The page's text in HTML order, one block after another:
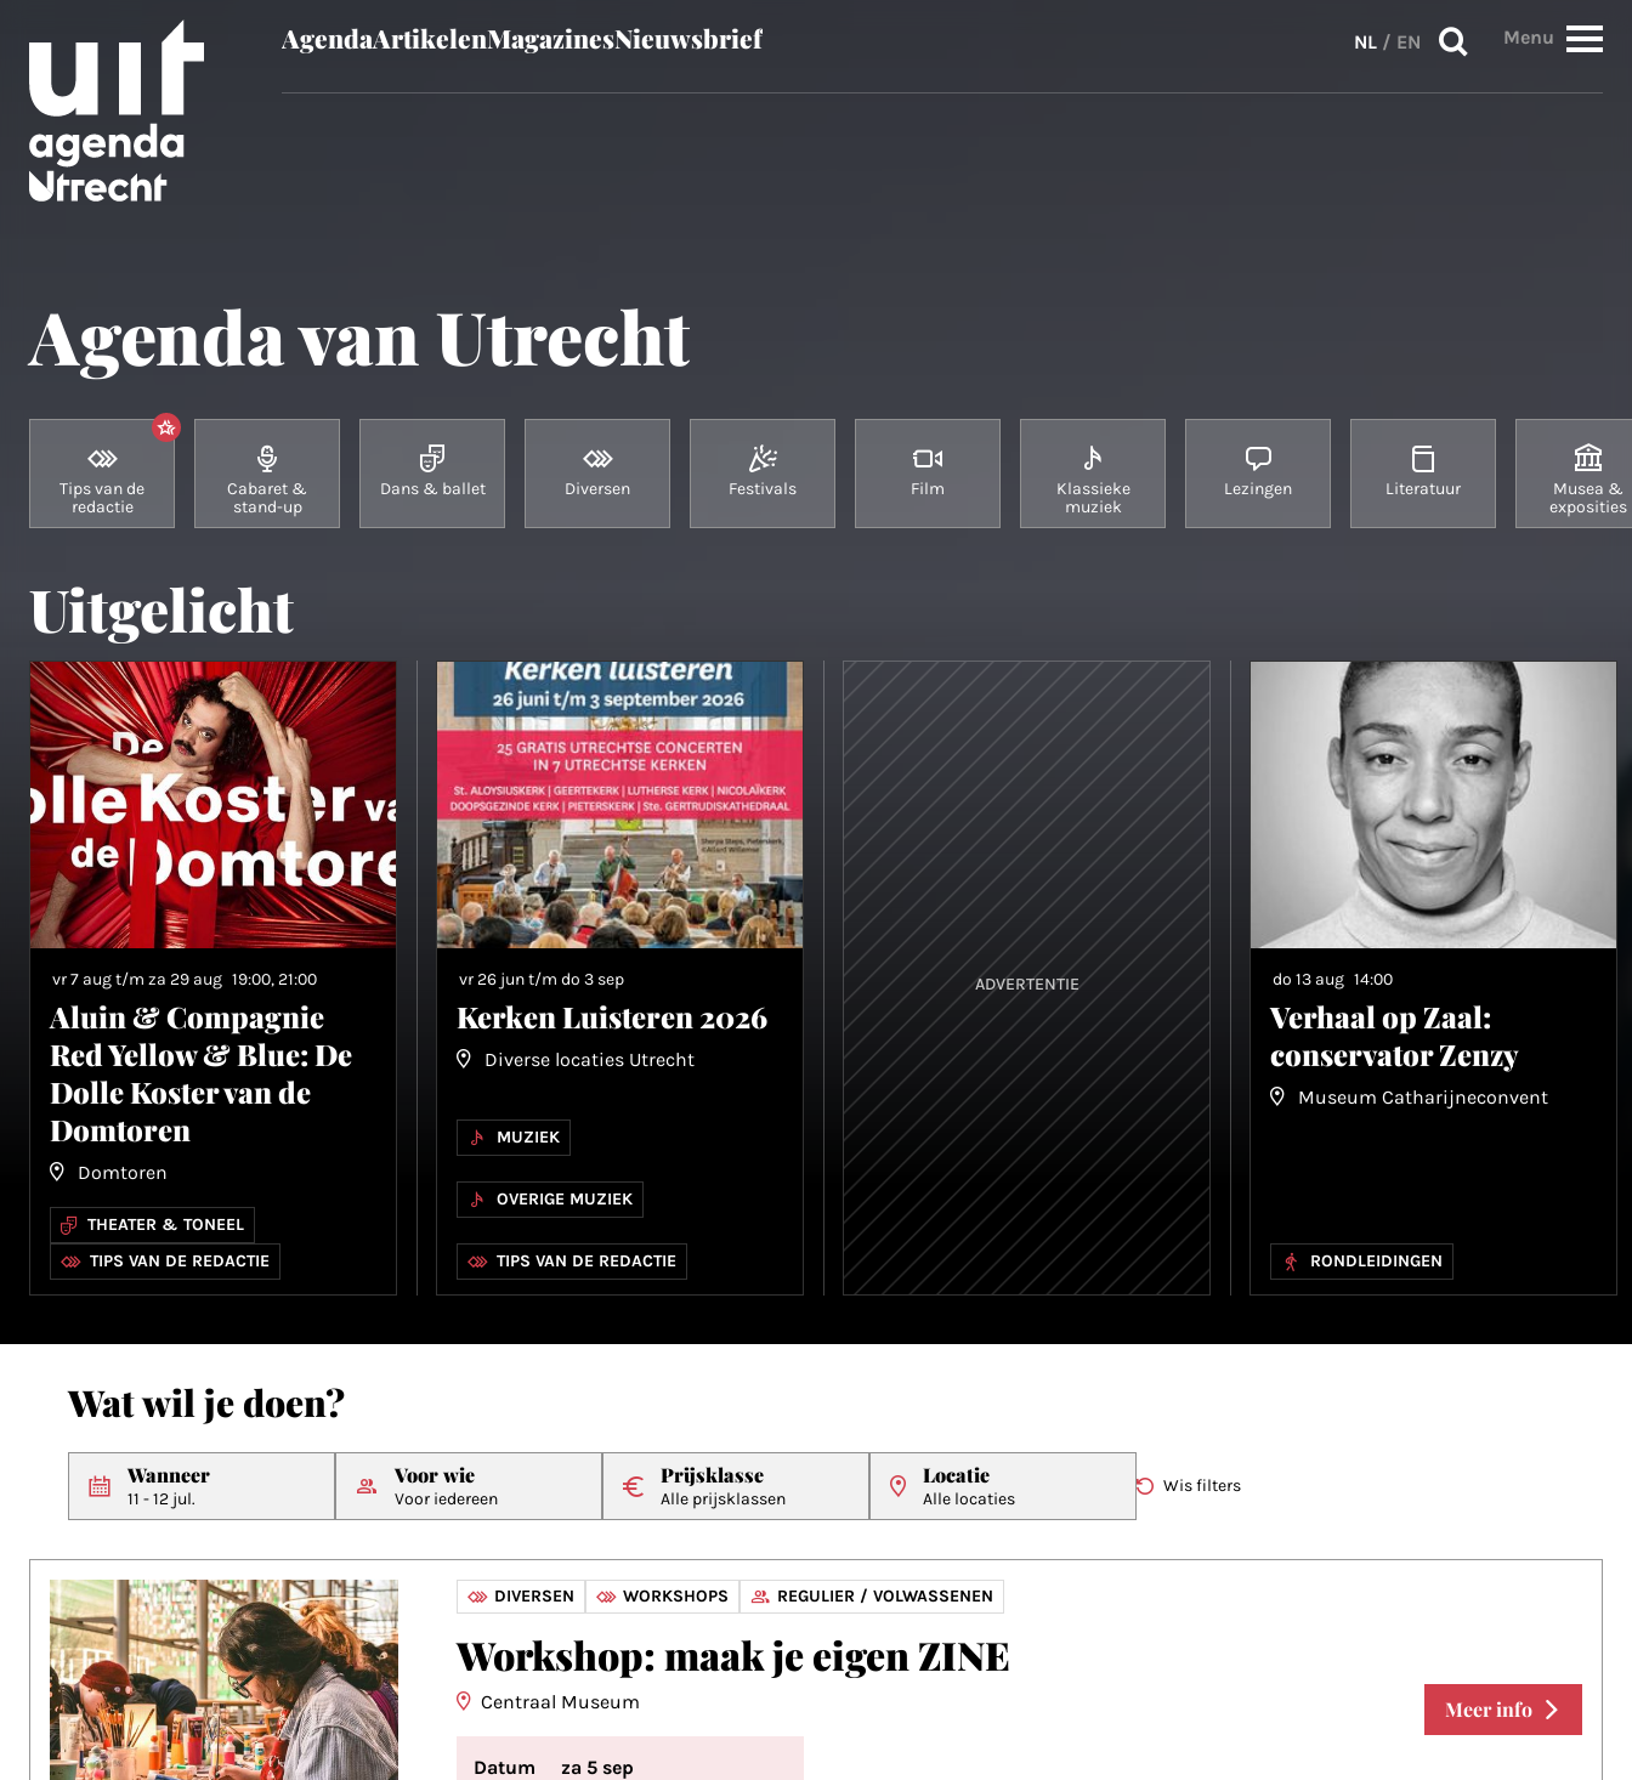
Skip to main content AgendaArtikelenMagazinesNieuwsbrief NL / EN Menu
Agenda van Utrecht
Tips van de
redactie
Cabaret &
stand-up
Dans & ballet Diversen Festivals Film
Klassieke
muziek
Lezingen Literatuur
Musea &
exposities
Uitgelicht
vr 7 aug t/m za 29 aug 19:00, 21:00
Aluin & Compagnie
Red Yellow & Blue: De
Dolle Koster van de
Domtoren
Domtoren
THEATER & TONEEL
TIPS VAN DE REDACTIE
vr 26 jun t/m do 3 sep
Kerken Luisteren 2026
Diverse locaties Utrecht
MUZIEK
OVERIGE MUZIEK
TIPS VAN DE REDACTIE
ADVERTENTIE do 13 aug 14:00
Verhaal op Zaal:
conservator Zenzy
Museum Catharijneconvent
RONDLEIDINGEN
Wat wil je doen?
Wanneer
11 - 12 jul.
Voor wie
Voor iedereen
Prijsklasse
Alle prijsklassen
Locatie
Alle locaties
Wis filters
DIVERSEN WORKSHOPS REGULIER / VOLWASSENEN
Workshop: maak je eigen ZINE
Centraal Museum
Datum
za 5 sep
Meer info